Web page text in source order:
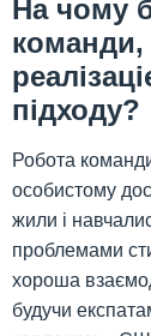
На чому
команди,
підходу?
Робота
особистому
жили і
проблемами
хороша
будучи